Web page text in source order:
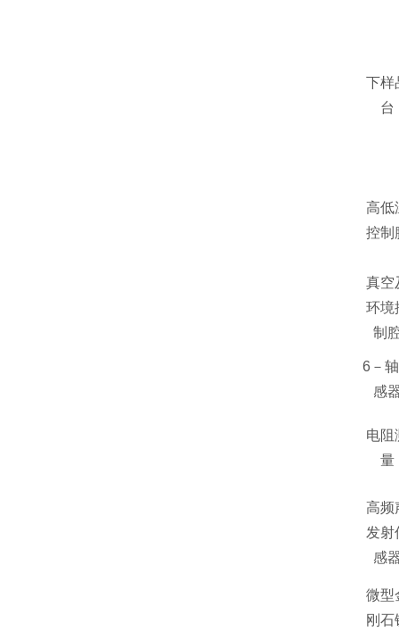
下样
台
高低
控制
真空
环境
制
6－
感
电阻
量
高频
发射
感
微型
刚石